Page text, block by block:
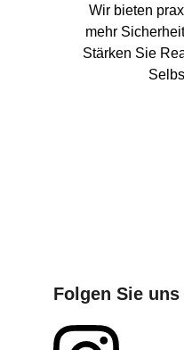
Wir bieten
mehr
Stärken Sie
Folgen Sie